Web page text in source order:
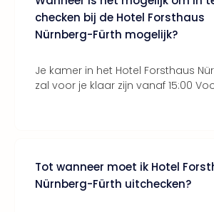
checken bij de Hotel Forsthaus
Nürnberg-Fürth mogelijk?
Je kamer in het Hotel Forsthaus
zal voor je klaar zijn vanaf 15:00
Tot wanneer moet ik Hotel
Nürnberg-Fürth uitchecken?